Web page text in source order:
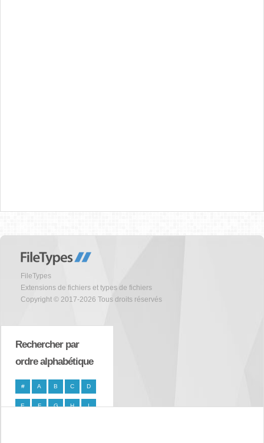
FileTypes
Extensions de fichiers et types de fichiers
Copyright © 2017-2026 Tous droits réservés
Rechercher par
ordre alphabétique
# A B C D
E F G H I